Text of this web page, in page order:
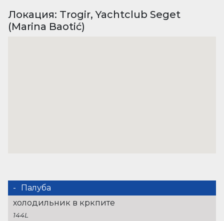
Локация: Trogir, Yachtclub Seget
(Marina Baotić)
Палуба
холодильник в кркпите
144L